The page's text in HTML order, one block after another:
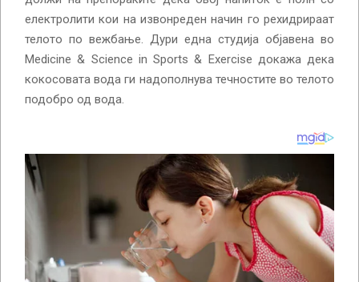
електролити кои на извонреден начин го рехидрираат
телото по вежбање. Дури една студија објавена во
Medicine & Science in Sports & Exercise докажа дека
кокосовата вода ги надополнува течностите во телото
подобро од вода.